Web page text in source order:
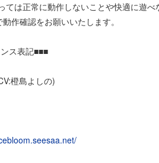
ては正常に動作しないことや快適に遊
作確認をお願いいたします。
ス表記■■■
橙島よしの)